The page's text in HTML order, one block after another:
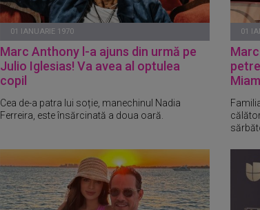
01 IANUARIE 1970
Marc Anthony l-a ajuns din urmă pe
Julio Iglesias! Va avea al optulea
copil
Cea de-a patra lui soție, manechinul Nadia
Ferreira, este însărcinată a doua oară.
01